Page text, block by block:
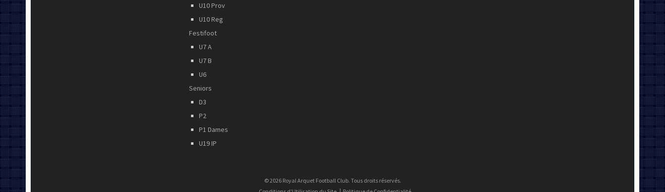
U10 Prov
U10 Reg
Festifoot
U7 A
U7 B
U6
Seniors
D3
P2
P1 Dames
U19 IP
© 2026 Royal Arquet Football Club. Tous droits réservés.